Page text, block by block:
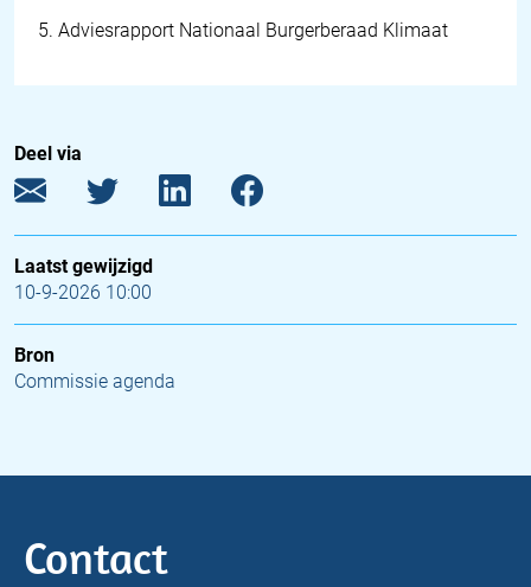
5. Adviesrapport Nationaal Burgerberaad Klimaat
Deel via
Laatst gewijzigd
10-9-2026 10:00
Bron
Commissie agenda
Contact